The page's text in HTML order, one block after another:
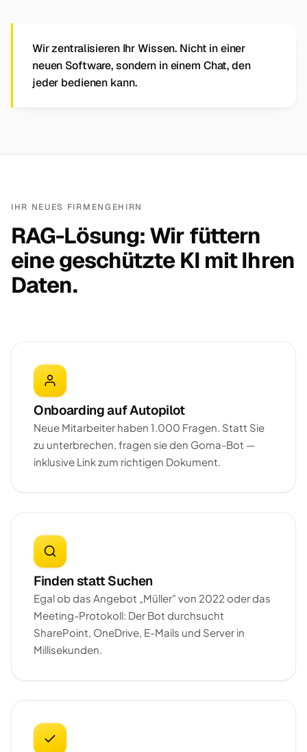
Wir zentralisieren Ihr Wissen. Nicht in einer
neuen Software, sondern in einem Chat, den
jeder bedienen kann.
IHR NEUES FIRMENGEHIRN
RAG-Lösung: Wir füttern
eine geschützte KI mit Ihren
Daten.
Onboarding auf Autopilot
Neue Mitarbeiter haben 1.000 Fragen. Statt Sie
zu unterbrechen, fragen sie den Goma-Bot —
inklusive Link zum richtigen Dokument.
Finden statt Suchen
Egal ob das Angebot „Müller" von 2022 oder das
Meeting-Protokoll: Der Bot durchsucht
SharePoint, OneDrive, E-Mails und Server in
Millisekunden.